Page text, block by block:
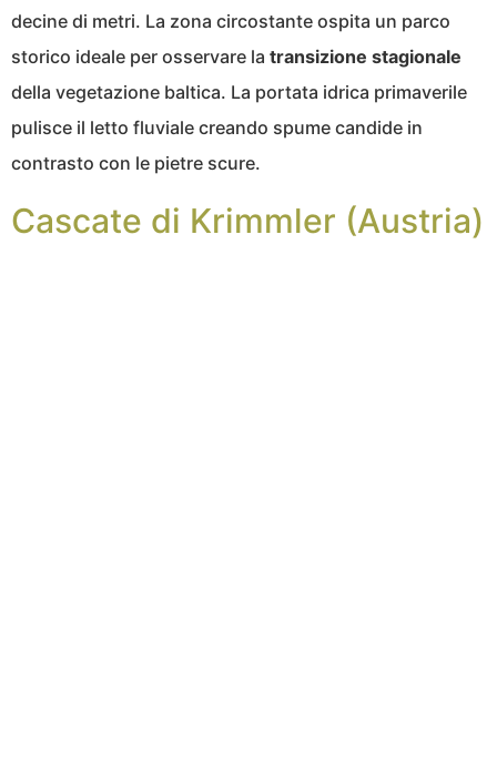
decine di metri. La zona circostante ospita un parco
storico ideale per osservare la transizione stagionale
della vegetazione baltica. La portata idrica primaverile
pulisce il letto fluviale creando spume candide in
contrasto con le pietre scure.
Cascate di Krimmler (Austria)